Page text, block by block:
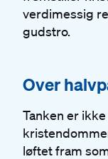
verdimessig
gudstro.
#
Over
Tanken er
løftet fram